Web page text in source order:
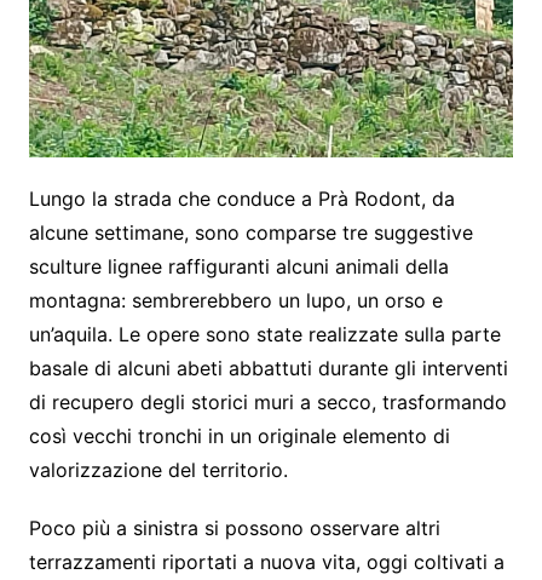
Lungo la strada che conduce a Prà Rodont, da
alcune settimane, sono comparse tre suggestive
sculture lignee raffiguranti alcuni animali della
montagna: sembrerebbero un lupo, un orso e
un’aquila. Le opere sono state realizzate sulla parte
basale di alcuni abeti abbattuti durante gli interventi
di recupero degli storici muri a secco, trasformando
così vecchi tronchi in un originale elemento di
valorizzazione del territorio.
Poco più a sinistra si possono osservare altri
terrazzamenti riportati a nuova vita, oggi coltivati a